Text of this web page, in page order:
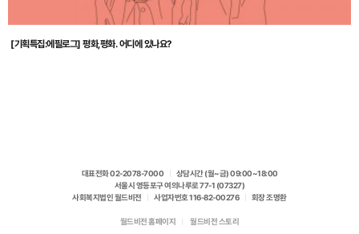
[기획특집:에필로그] 평화,평화. 어디에 있나요?
대표전화 02-2078-7000
상담시간 (월~금) 09:00~18:00
서울시 영등포구 여의나루로 77-1 (07327)
사회복지법인 월드비전
사업자번호 116-82-00276 회장 조명환
월드비전 홈페이지 월드비전 스토리